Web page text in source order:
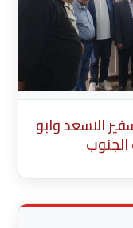
الاسعد وابو
listings (max